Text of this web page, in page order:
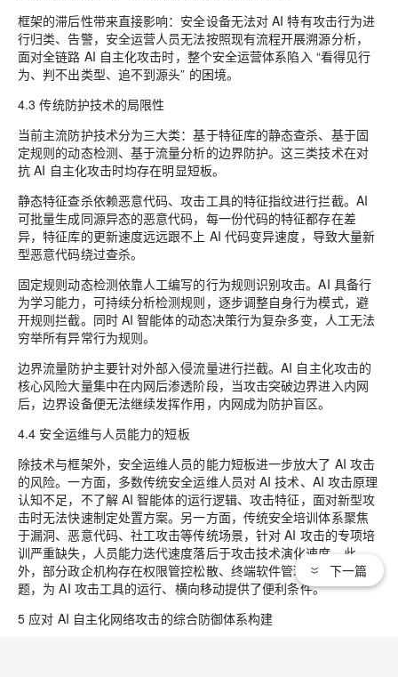
框架的滞后性带来直接影响：安全设备无法对 AI 特有攻击行为进
行归类、告警，安全运营人员无法按照现有流程开展溯源分析，
面对全链路 AI 自主化攻击时，整个安全运营体系陷入 “看得见行
为、判不出类型、追不到源头” 的困境。
4.3 传统防护技术的局限性
当前主流防护技术分为三大类：基于特征库的静态查杀、基于固
定规则的动态检测、基于流量分析的边界防护。这三类技术在对
抗 AI 自主化攻击时均存在明显短板。
静态特征查杀依赖恶意代码、攻击工具的特征指纹进行拦截。AI
可批量生成同源异态的恶意代码，每一份代码的特征都存在差
异，特征库的更新速度远远跟不上 AI 代码变异速度，导致大量新
型恶意代码绕过查杀。
固定规则动态检测依靠人工编写的行为规则识别攻击。AI 具备行
为学习能力，可持续分析检测规则，逐步调整自身行为模式，避
开规则拦截。同时 AI 智能体的动态决策行为复杂多变，人工无法
穷举所有异常行为规则。
边界流量防护主要针对外部入侵流量进行拦截。AI 自主化攻击的
核心风险大量集中在内网后渗透阶段，当攻击突破边界进入内网
后，边界设备便无法继续发挥作用，内网成为防护盲区。
4.4 安全运维与人员能力的短板
除技术与框架外，安全运维人员的能力短板进一步放大了 AI 攻击
的风险。一方面，多数传统安全运维人员对 AI 技术、AI 攻击原理
认知不足，不了解 AI 智能体的运行逻辑、攻击特征，面对新型攻
击时无法快速制定处置方案。另一方面，传统安全培训体系聚焦
于漏洞、恶意代码、社工攻击等传统场景，针对 AI 攻击的专项培
训严重缺失，人员能力迭代速度落后于攻击技术演化速度。此
外，部分政企机构存在权限管控松散、终端软件管理混乱等问
题，为 AI 攻击工具的运行、横向移动提供了便利条件。
5 应对 AI 自主化网络攻击的综合防御体系构建
下一篇